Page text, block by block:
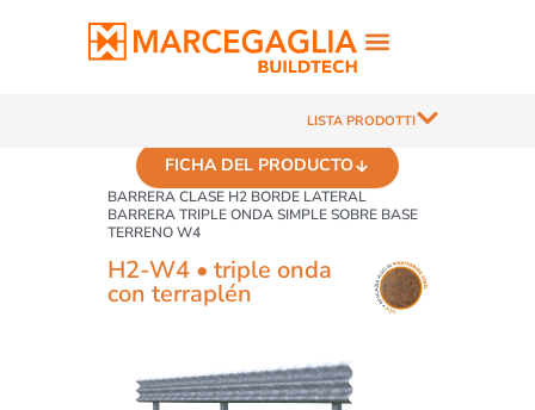
LISTA PRODOTTI
BARRERA CLASE H2 BORDE LATERAL
BARRERA TRIPLE ONDA SIMPLE SOBRE BASE
TERRENO W4
FICHA DEL PRODUCTO
H2-W4 • triple onda
con terraplén